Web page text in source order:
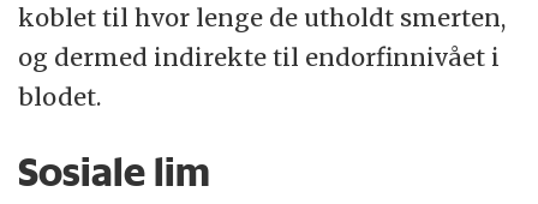
koblet til hvor lenge de utholdt smerten,
og dermed indirekte til endorfinnivået i
blodet.
Sosiale lim